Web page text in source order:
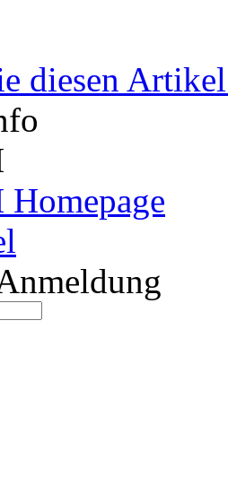
diesen